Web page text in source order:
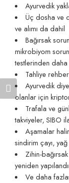
Ayurvedik
Üç dosha ve
ve alımı da dahil
Bağırsak
mikrobiyom
testlerinden daha
Tahliye
Ayurvedik
olanlar için
Trafala ve
takviyeler, SIBO
Aşamalar
sindirim çayı,
Zihin-
yeniden
Ve daha